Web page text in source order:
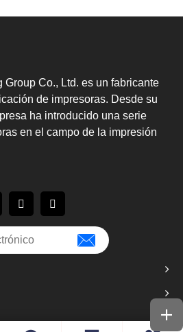
Co., Ltd. es un fabricante
de impresoras. Desde su
ha introducido una serie
en el campo de la impresión